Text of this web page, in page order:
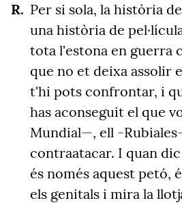
Per si sola, la història
una història de
tota l'estona en guerra
que no et deixa assolir
t'hi pots confrontar, i
has aconseguit el que
Mundial—, ell -
contraatacar. I quan
és només aquest petó,
els genitals i mira la